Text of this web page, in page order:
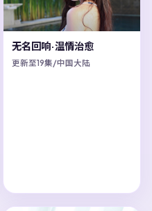
无名回响·温情治愈
更新至19集/中国大陆